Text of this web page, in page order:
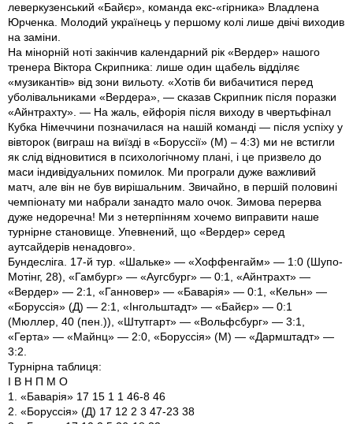
леверкузенський «Байєр», команда екс-«гірника» Владлена
Юрченка. Молодий українець у першому колі лише двічі виходив
на заміни.
На мінорній ноті закінчив календарний рік «Вердер» нашого
тренера Віктора Скрипника: лише один щабель відділяє
«музикантів» від зони вильоту. «Хотів би вибачитися перед
уболівальниками «Вердера», — сказав Скрипник після поразки
«Айнтрахту». — На жаль, ейфорія після виходу в чвертьфінал
Кубка Німеччини позначилася на нашій команді — після успіху у
вівторок (виграш на виїзді в «Боруссії» (М) – 4:3) ми не встигли
як слід відновитися в психологічному плані, і це призвело до
маси індивідуальних помилок. Ми програли дуже важливий
матч, але він не був вирішальним. Звичайно, в першій половині
чемпіонату ми набрали занадто мало очок. Зимова перерва
дуже недоречна! Ми з нетерпінням хочемо виправити наше
турнірне становище. Упевнений, що «Вердер» серед
аутсайдерів ненадовго».
Бундесліга. 17-й тур. «Шальке» — «Хоффенгайм» — 1:0 (Шупо-
Мотінг, 28), «Гамбург» — «Аугсбург» — 0:1, «Айнтрахт» —
«Вердер» — 2:1, «Ганновер» — «Баварія» — 0:1, «Кельн» —
«Боруссія» (Д) — 2:1, «Інгольштадт» — «Байєр» — 0:1
(Мюллер, 40 (пен.)), «Штутгарт» — «Вольфсбург» — 3:1,
«Герта» — «Майнц» — 2:0, «Боруссія» (М) — «Дармштадт» —
3:2.
Турнірна таблиця:
І В Н П М О
1. «Баварія» 17 15 1 1 46-8 46
2. «Боруссія» (Д) 17 12 2 3 47-23 38